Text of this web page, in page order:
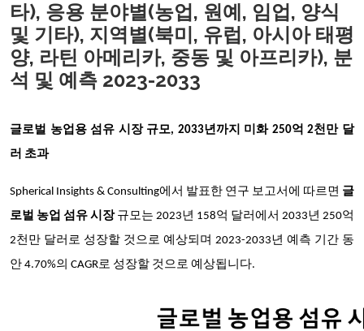
타), 응용 분야별(농업, 원예, 임업, 양식
및 기타), 지역별(북미, 유럽, 아시아 태평
양, 라틴 아메리카, 중동 및 아프리카), 분
석 및 예측 2023-2033
글로벌 농업용 섬유 시장 규모, 2033년까지 미화 250억 2천만 달
러 초과
Spherical Insights & Consulting에서 발표한 연구 보고서에 따르면 글
로벌 농업 섬유 시장 규모는 2023년 158억 달러에서 2033년 250억
2천만 달러로 성장할 것으로 예상되며 2023-2033년 예측 기간 동
안 4.70%의 CAGR로 성장할 것으로 예상됩니다.